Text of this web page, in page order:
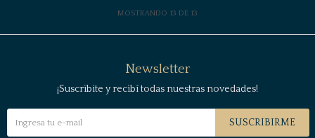
MOSTRANDO 13 DE 13
Newsletter
¡Suscribite y recibí todas nuestras novedades!
SUSCRIBIRME